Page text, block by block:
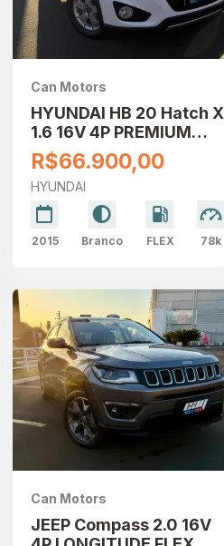
Can Motors
HYUNDAI HB 20 Hatch X
1.6 16V 4P PREMIUM
FLEX AUTOMÁTICO
R$66.900,00
HYUNDAI
2015 Branco FLEX 78k
Can Motors
JEEP Compass 2.0 16V